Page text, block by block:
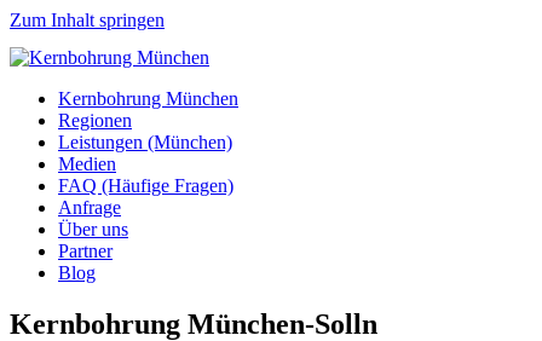
Zum Inhalt springen
Kernbohrung München
Regionen
Leistungen (München)
Medien
FAQ (Häufige Fragen)
Anfrage
Über uns
Partner
Blog
Kernbohrung München-Solln